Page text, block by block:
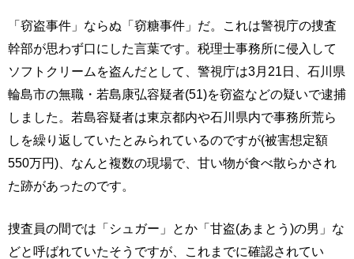
「窃盗事件」ならぬ「窃糖事件」だ。これは警視庁の捜査
幹部が思わず口にした言葉です。税理士事務所に侵入して
ソフトクリームを盗んだとして、警視庁は3月21日、石川県
輪島市の無職・若島康弘容疑者(51)を窃盗などの疑いで逮捕
しました。若島容疑者は東京都内や石川県内で事務所荒ら
しを繰り返していたとみられているのですが(被害想定額
550万円)、なんと複数の現場で、甘い物が食べ散らかされ
た跡があったのです。
捜査員の間では「シュガー」とか「甘盗(あまとう)の男」な
どと呼ばれていたそうですが、これまでに確認されてい